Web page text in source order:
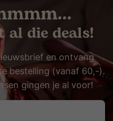
al die deals!
en ontvang
bestelling (vanaf 60,-).
gingen je al voor!